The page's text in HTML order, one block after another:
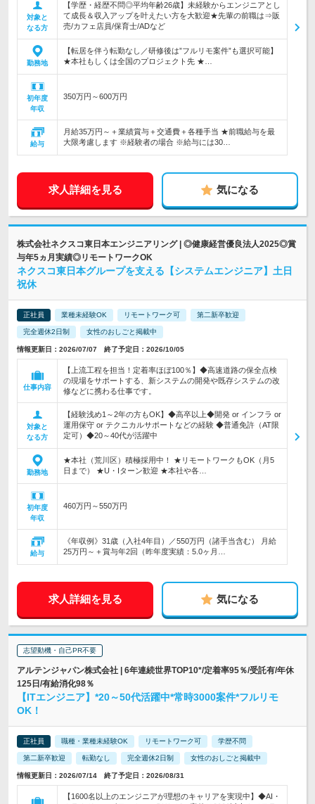
対象と
なる方
【学歴・経歴不問◎平均年齢26歳】未経験からエンジニアとし
て成長＆収入アップを叶えたい方を大歓迎★先輩の前職は⇒販
売/カフェ店員/保育士/ADなど
勤務地
【転居を伴う転勤なし／研修後は”フルリモ案件”も選択可能】
★本社もしくは全国のプロジェクト先 ★…
初年度
年収
350万円～600万円
給与
月給35万円～＋業績賞与＋交通費＋各種手当 ★前職給与を最
大限考慮します ※経験者の場合 ※給与には30…
求人詳細を見る 気になる
株式会社ネクスコ東日本エンジニアリング | ◎健康経営優良法人2025◎賞
与年5ヵ月実績◎リモートワークOK
ネクスコ東日本グループを支える【システムエンジニア】土日
祝休
正社員 業種未経験OK リモートワーク可 第二新卒歓迎
完全週休2日制 女性のおしごと掲載中
情報更新日：2026/07/07 終了予定日：2026/10/05
仕事内容
【上流工程を担当！定着率ほぼ100％】◆高速道路の保全点検
の現場をサポートする、新システムの開発や既存システムの改
修などに携わる仕事です。
対象と
なる方
【経験浅め1～2年の方もOK】◆高卒以上◆開発 or インフラ or
運用保守 or テクニカルサポートなどの経験 ◆普通免許（AT限
定可）◆20～40代が活躍中
勤務地
★本社（荒川区）積極採用中！ ★リモートワークもOK（月5
日まで） ★U・Iターン歓迎 ★本社や各…
初年度
年収
460万円～550万円
給与
《年収例》31歳（入社4年目）／550万円（諸手当含む） 月給
25万円～＋賞与年2回（昨年度実績：5.0ヶ月…
求人詳細を見る 気になる
志望動機・自己PR不要
アルテンジャパン株式会社 | 6年連続世界TOP10*/定着率95％/受託有/年休
125日/有給消化98％
【ITエンジニア】*20～50代活躍中*常時3000案件*フルリモ
OK！
正社員 職種・業種未経験OK リモートワーク可 学歴不問
第二新卒歓迎 転勤なし 完全週休2日制 女性のおしごと掲載中
情報更新日：2026/07/14 終了予定日：2026/08/31
【1600名以上のエンジニアが理想のキャリアを実現中】◆AI・